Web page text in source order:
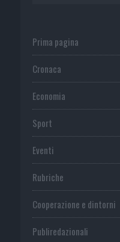
Prima pagina
Cronaca
Economia
Sport
Eventi
Rubriche
Cooperazione e dintorni
Publiredazionali